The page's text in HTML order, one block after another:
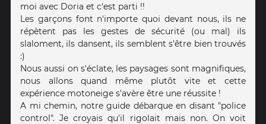
moi avec Doria et c'est parti !!
Les garçons font n'importe quoi devant nous, ils ne
répètent pas les gestes de sécurité (ou mal) ils
slaloment, ils dansent, ils semblent s'être bien trouvés
:)
Nous aussi on s'éclate, les paysages sont magnifiques,
nous allons quand même plutôt vite et cette
expérience motoneige s'avère être une réussite !
A mi chemin, notre guide débarque en disant "police
control". Je croyais qu'il rigolait mais non. On voit